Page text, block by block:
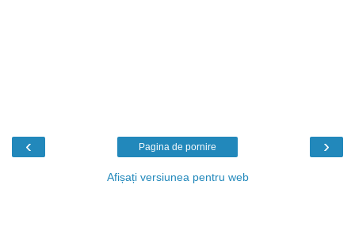
‹ ›
Pagina de pornire
Afișați versiunea pentru web